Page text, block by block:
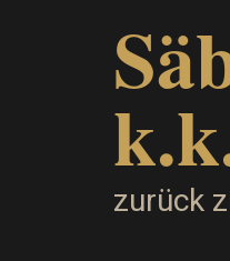
zurück